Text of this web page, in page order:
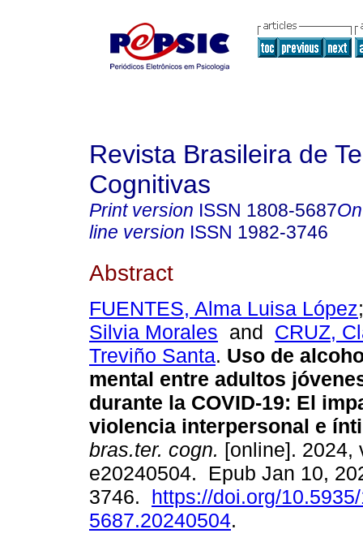
Revista Brasileira de
Cognitivas
Print version ISSN 1808-5687
line version ISSN 1982-3746
Abstract
FUENTES, Alma Luisa López
Silvia Morales and CRUZ,
Treviño Santa. Uso de
mental entre adultos
durante la COVID-19: El
violencia interpersonal e
bras.ter. cogn. [online]. 2024,
e20240504. Epub Jan 10,
3746. https://doi.org/
5687.20240504.